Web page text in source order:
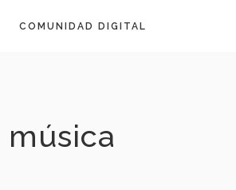
COMUNIDAD DIGITAL